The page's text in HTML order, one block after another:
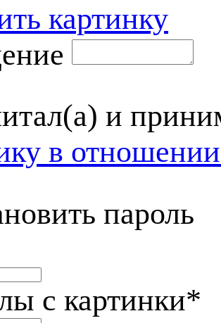
картинку
и
в
пароль
с картинки*